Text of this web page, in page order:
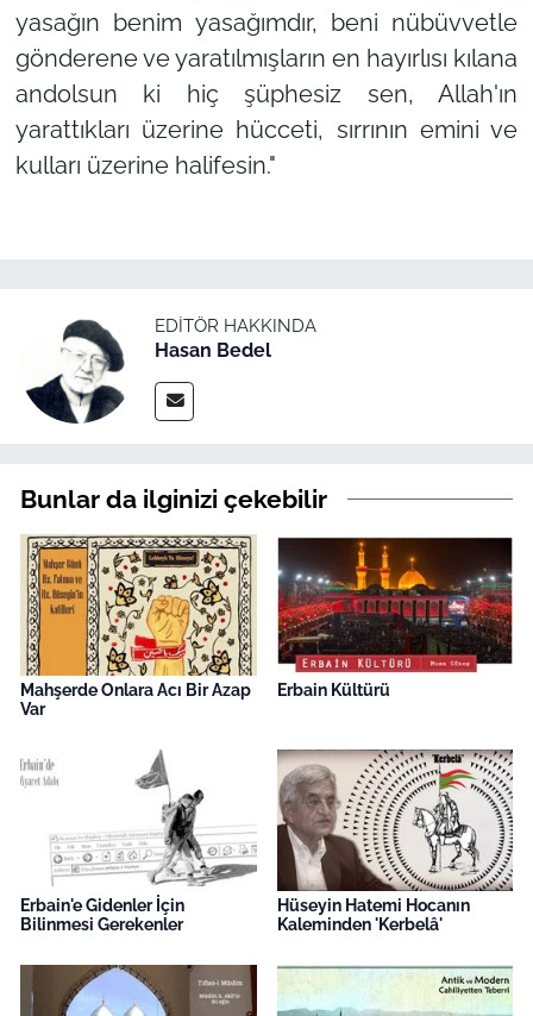
yasağın benim yasağımdır, beni nübüvvetle
gönderene ve yaratılmışların en hayırlısı kılana
andolsun ki hiç şüphesiz sen, Allah'ın
yarattıkları üzerine hücceti, sırrının emini ve
kulları üzerine halifesin."
EDITÖR HAKKINDA
Hasan Bedel
Bunlar da ilginizi çekebilir
Mahşerde Onlara Acı Bir Azap
Var
Erbain Kültürü
Erbain'e Gidenler İçin
Bilinmesi Gerekenler
Hüseyin Hatemi Hocanın
Kaleminden 'Kerbelâ'